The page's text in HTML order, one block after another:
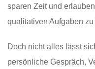
sparen Zeit und
qualitativen Aufgaben
Doch nicht alles lässt
persönliche Gespräch,